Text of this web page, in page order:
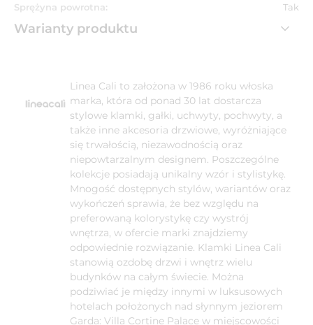
Sprężyna powrotna:
Tak
Warianty produktu
Linea Cali to założona w 1986 roku włoska
marka, która od ponad 30 lat dostarcza
stylowe klamki, gałki, uchwyty, pochwyty, a
także inne akcesoria drzwiowe, wyróżniające
się trwałością, niezawodnością oraz
niepowtarzalnym designem. Poszczególne
kolekcje posiadają unikalny wzór i stylistykę.
Mnogość dostępnych stylów, wariantów oraz
wykończeń sprawia, że bez względu na
preferowaną kolorystykę czy wystrój
wnętrza, w ofercie marki znajdziemy
odpowiednie rozwiązanie. Klamki Linea Cali
stanowią ozdobę drzwi i wnętrz wielu
budynków na całym świecie. Można
podziwiać je między innymi w luksusowych
hotelach położonych nad słynnym jeziorem
Garda: Villa Cortine Palace w miejscowości